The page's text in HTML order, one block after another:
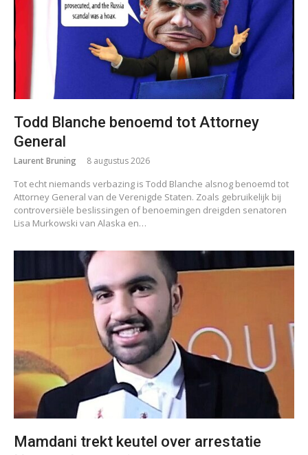
Todd Blanche benoemd tot Attorney
General
Laurent Bruning 8 augustus 2026
Tot echt niemands verbazing is Todd Blanche alsnog benoemd tot
Attorney General van de Verenigde Staten. Zoals gebruikelijk bij
controversiële beslissingen of benoemingen dreigden senatoren
Lisa Murkowski van Alaska en…
Mamdani trekt keutel over arrestatie